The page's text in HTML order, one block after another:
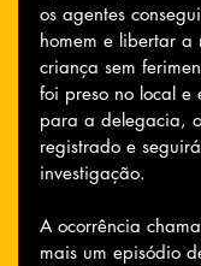
os agentes
homem e libertar a
criança sem
foi preso no local e
para a delegacia,
registrado e
investigação.
A ocorrência
mais um episódio